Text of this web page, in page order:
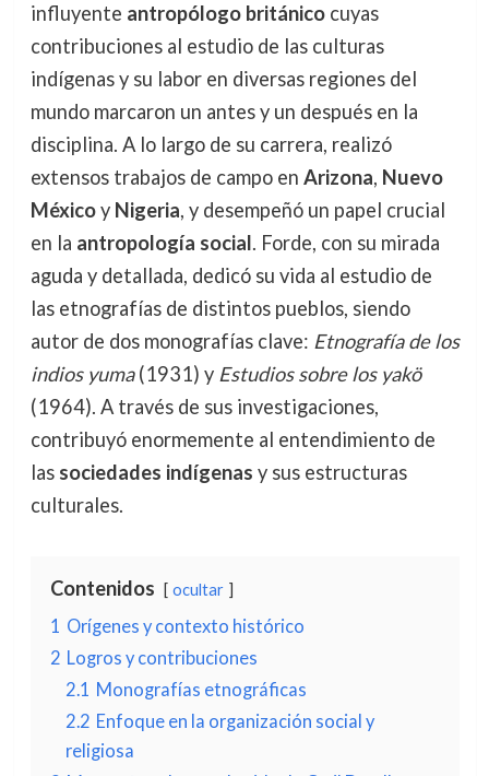
influyente antropólogo británicocuyas
contribuciones al estudio de las culturas
indígenas y su labor en diversas regiones del
mundo marcaron un antes y un después en la
disciplina. A lo largo de su carrera, realizó
extensos trabajos de campo en Arizona, Nuevo
Méxicoy Nigeria, y desempeñó un papel crucial
en la antropología social. Forde, con su mirada
aguda y detallada, dedicó su vida al estudio de
las etnografías de distintos pueblos, siendo
autor de dos monografías clave: Etnografía de los
indios yuma(1931) y Estudios sobre los yakö
(1964). A través de sus investigaciones,
contribuyó enormemente al entendimiento de
las sociedades indígenas y sus estructuras
culturales.
Contenidos ocultar
1 Orígenes y contexto histórico
2 Logros y contribuciones
2.1 Monografías etnográficas
2.2 Enfoque en la organización social y
religiosa